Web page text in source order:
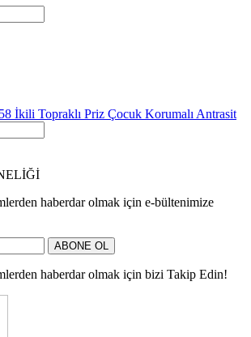
İkili Topraklı Priz Çocuk Korumalı Antrasit
haberdar olmak için e-bültenimize
ABONE OL
haberdar olmak için bizi Takip Edin!